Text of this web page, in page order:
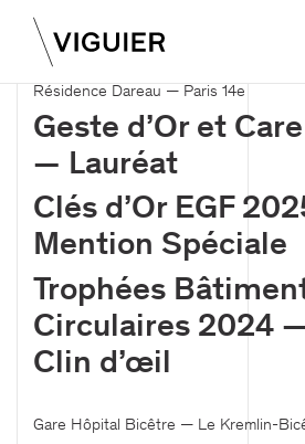
Résidence Dareau — Paris 14e
Geste d’Or et
— Lauréat
Clés d’Or EGF
Mention Spéciale
Trophées
Circulaires 2024
Clin d’œil
Gare Hôpital Bicêtre — Le Kremlin-